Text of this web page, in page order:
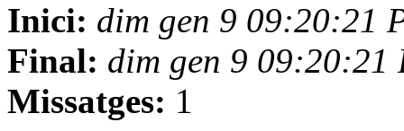
Inici: dim gen 9 09:20:21
Final: dim gen 9 09:20:21
Missatges: 1